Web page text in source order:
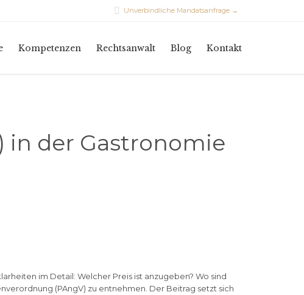
 Unverbindliche Mandatsanfrage →
Kompetenzen Rechtsanwalt Blog Kontakt
in der Gastronomie
im Detail: Welcher Preis ist anzugeben? Wo sind
(PAngV) zu entnehmen. Der Beitrag setzt sich